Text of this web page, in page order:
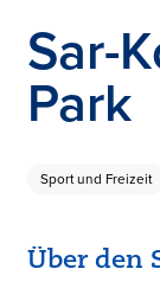
Sar-
Park
Sport und Freizeit
Über den